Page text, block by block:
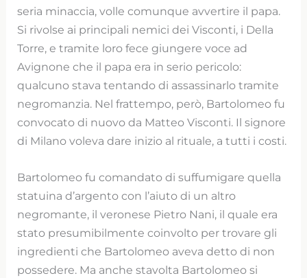
seria minaccia, volle comunque avvertire il papa.
Si rivolse ai principali nemici dei Visconti, i Della
Torre, e tramite loro fece giungere voce ad
Avignone che il papa era in serio pericolo:
qualcuno stava tentando di assassinarlo tramite
negromanzia. Nel frattempo, però, Bartolomeo fu
convocato di nuovo da Matteo Visconti. Il signore
di Milano voleva dare inizio al rituale, a tutti i costi.
Bartolomeo fu comandato di suffumigare quella
statuina d’argento con l’aiuto di un altro
negromante, il veronese Pietro Nani, il quale era
stato presumibilmente coinvolto per trovare gli
ingredienti che Bartolomeo aveva detto di non
possedere. Ma anche stavolta Bartolomeo si